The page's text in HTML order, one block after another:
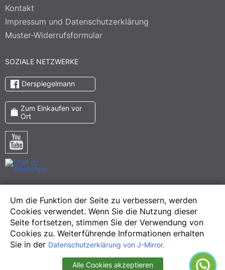
Um die Funktion der Seite zu verbessern, werden
Cookies verwendet. Wenn Sie die Nutzung dieser
Seite fortsetzen, stimmen Sie der Verwendung von
Cookies zu. Weiterführende Informationen erhalten
Sie in der Datenschutzerklärung von J-Mirror.
Alle Cookies akzeptieren
Kontakt
Impressum und Datenschutzerklärung
Muster-Widerrufsformular
SOZIALE NETZWERKE
Derspiegelmann
Zum Einkaufen vor
Ort
Pinterest
Meta
Instagram